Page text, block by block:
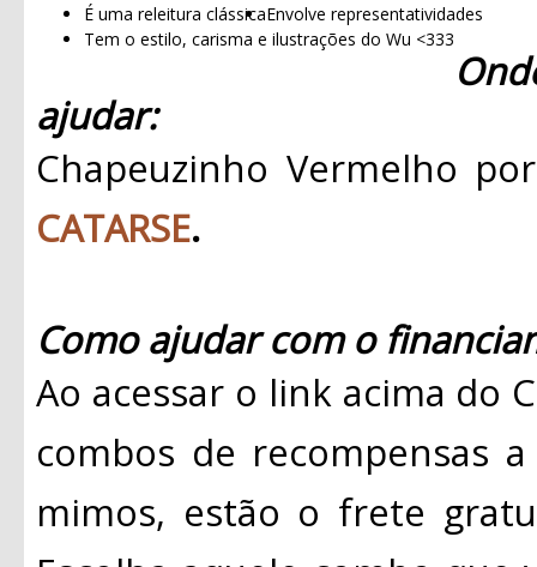
É uma releitura clássicaEnvolve representatividades
Tem o estilo, carisma e ilustrações do Wu <333
ajudar:
Chapeuzinho Vermelho
CATARSE.
Como ajudar com o
Ao acessar o link acima do
combos de recompensas
mimos, estão o frete